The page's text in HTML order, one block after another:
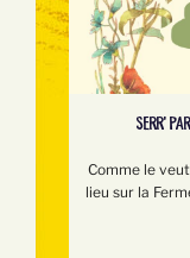
SERR’
Comme le
lieu sur la